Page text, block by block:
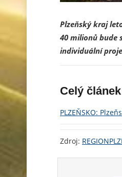
Plzeňský kraj
40 milionů bude
individuální
Celý
PLZEŇSKO:
Zdroj: